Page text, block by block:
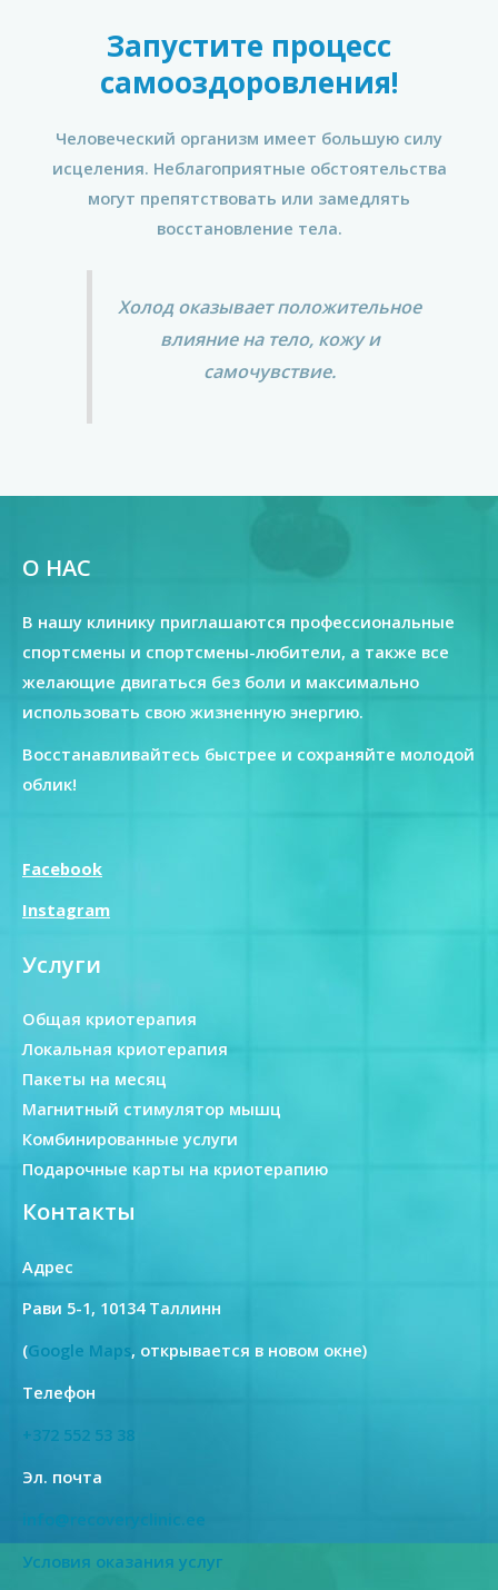
Запустите процесс
самооздоровления!
Человеческий организм имеет большую силу
исцеления. Неблагоприятные обстоятельства
могут препятствовать или замедлять
восстановление тела.
Холод оказывает положительное
влияние на тело, кожу и
самочувствие.
О НАС
В нашу клинику приглашаются профессиональные
спортсмены и спортсмены-любители, а также все
желающие двигаться без боли и максимально
использовать свою жизненную энергию.
Восстанавливайтесь быстрее и сохраняйте молодой
облик!
Facebook
Instagram
Услуги
Общая криотерапия
Локальная криотерапия
Пакеты на месяц
Магнитный стимулятор мышц
Комбинированные услуги
Подарочные карты на криотерапию
Контакты
Адрес
Рави 5-1, 10134 Таллинн
(Google Maps, открывается в новом окне)
Телефон
+372 552 53 38
Эл. почта
info@recoveryclinic.ee
Условия оказания услуг